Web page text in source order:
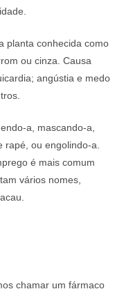
planta conhecida como
ou cinza. Causa
angústia e medo
a, mascando-a,
ou engolindo-a.
é mais comum
vários nomes,
chamar um fármaco